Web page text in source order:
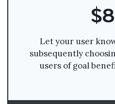
Let your user
subsequently
users of goal